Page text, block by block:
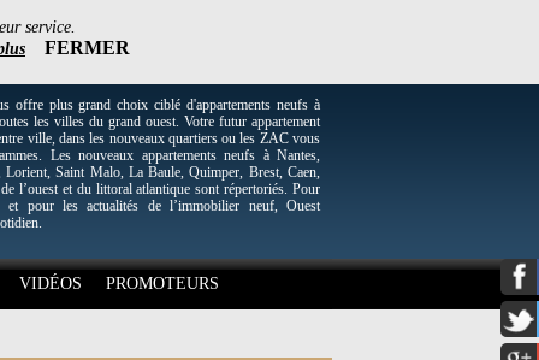
service.
FERMER
plus grand choix ciblé d'appartements neufs à
les villes du grand ouest. Votre futur appartement
ville, dans les nouveaux quartiers ou les ZAC vous
Les nouveaux appartements neufs à Nantes,
Lorient, Saint Malo, La Baule, Quimper, Brest, Caen,
l’ouest et du littoral atlantique sont répertoriés. Pour
et pour les actualités de l’immobilier neuf, Ouest
VIDÉOS PROMOTEURS